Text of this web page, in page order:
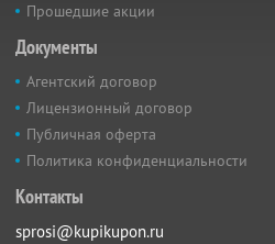
Прошедшие акции
Документы
Агентский договор
Лицензионный договор
Публичная оферта
Политика конфиденциальности
Контакты
sprosi@kupikupon.ru